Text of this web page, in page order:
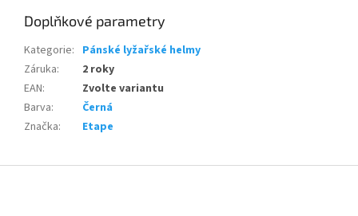
Doplňkové parametry
Kategorie: Pánské lyžařské helmy
Záruka:
2 roky
EAN:
Zvolte variantu
Barva:
Černá
Značka: Etape